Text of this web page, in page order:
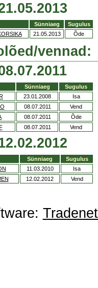
Sünniaeg
Sugulus
21.05.2013 Õde
vennad:
Sünniaeg
Sugulus
23.01.2008
Isa
08.07.2011
Vend
08.07.2011
Õde
08.07.2011 Vend
Sünniaeg
Sugulus
11.03.2010
Isa
12.02.2012 Vend